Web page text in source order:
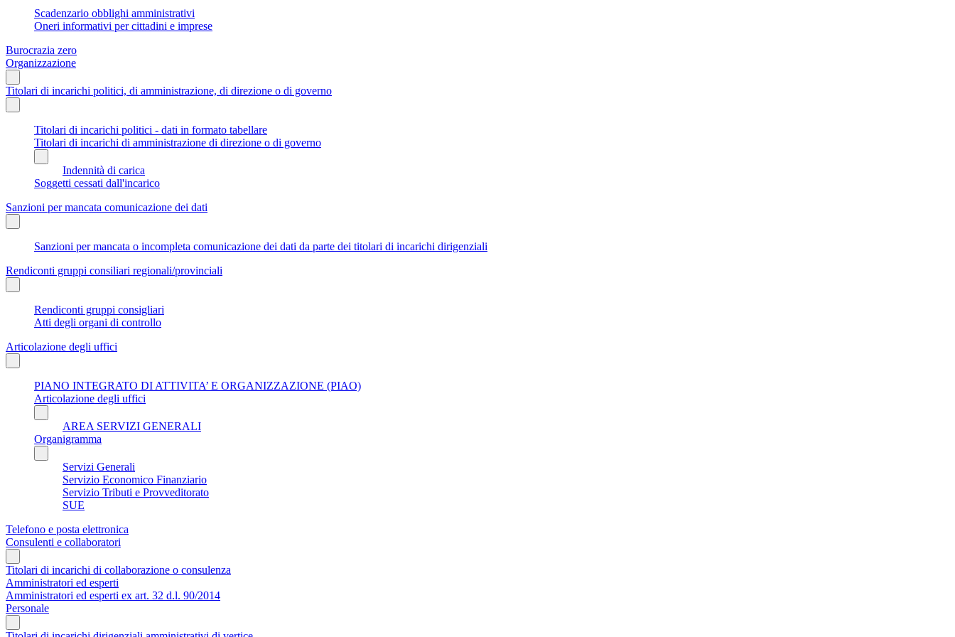
Scadenzario obblighi amministrativi
Oneri informativi per cittadini e imprese
Burocrazia zero
Organizzazione
Titolari di incarichi politici, di amministrazione, di direzione o di governo
Titolari di incarichi politici - dati in formato tabellare
Titolari di incarichi di amministrazione di direzione o di governo
Indennità di carica
Soggetti cessati dall'incarico
Sanzioni per mancata comunicazione dei dati
Sanzioni per mancata o incompleta comunicazione dei dati da parte dei titolari di incarichi dirigenziali
Rendiconti gruppi consiliari regionali/provinciali
Rendiconti gruppi consigliari
Atti degli organi di controllo
Articolazione degli uffici
PIANO INTEGRATO DI ATTIVITA’ E ORGANIZZAZIONE (PIAO)
Articolazione degli uffici
AREA SERVIZI GENERALI
Organigramma
Servizi Generali
Servizio Economico Finanziario
Servizio Tributi e Provveditorato
SUE
Telefono e posta elettronica
Consulenti e collaboratori
Titolari di incarichi di collaborazione o consulenza
Amministratori ed esperti
Amministratori ed esperti ex art. 32 d.l. 90/2014
Personale